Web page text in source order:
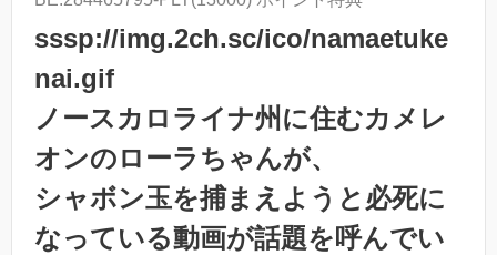
sssp://img.2ch.sc/ico/namaetuke
nai.gif
ノースカロライナ州に住むカメレ
オンのローラちゃんが、
シャボン玉を捕まえようと必死に
なっている動画が話題を呼んでい